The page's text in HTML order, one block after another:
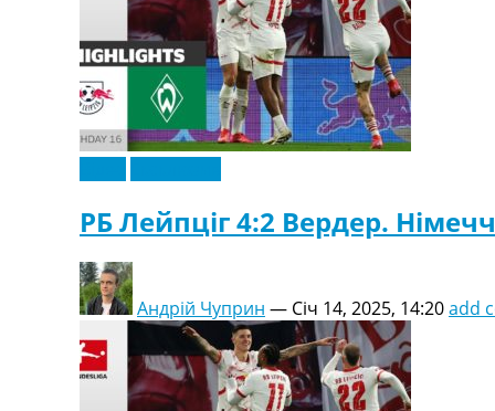
РБ Лейпціг 4:2 Вердер.
Андрій Чуприн — Січ 14, 2025, 14:20add